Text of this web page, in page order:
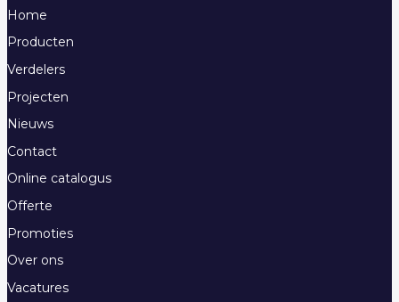
Home
Producten
Verdelers
Projecten
Nieuws
Contact
Online catalogus
Offerte
Promoties
Over ons
Vacatures